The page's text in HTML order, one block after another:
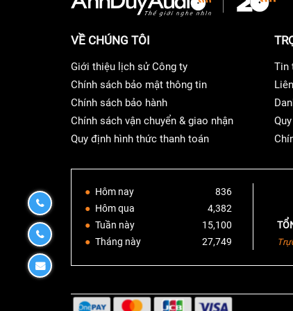
Chất lượng âm thanh ở mức tham chiếu
CD ripping với siêu dữ liệu CD chuyên
VỀ CHÚNG TÔI
Giới thiệu lịch sử Công ty
Chính sách bảo mật thông tin
Chính sách bảo hành
Chính sách vận chuyển & giao nhận
Quy định hình thức thanh toán
Tin
Hôm nay
836
Hôm qua
4,382
Tuần này
15,100
Tháng này
27,749
0932190170
0932190170
Đăng